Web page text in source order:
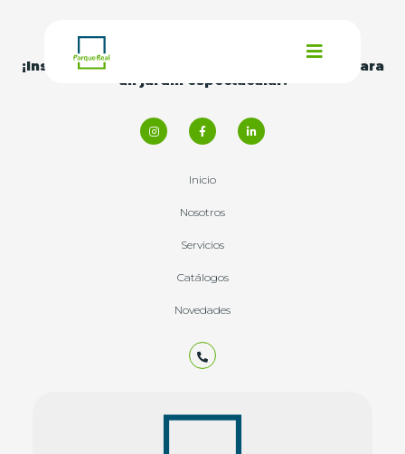
¡Inspírate con nuestras
para
un jardín espectacular!
Inicio
Nosotros
Servicios
Catálogos
Novedades